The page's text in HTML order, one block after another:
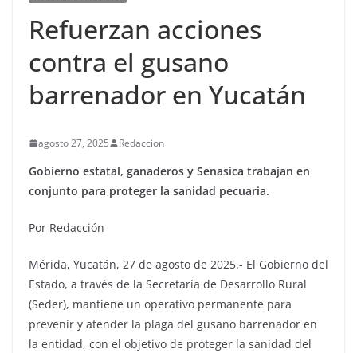
Refuerzan acciones
contra el gusano
barrenador en Yucatán
agosto 27, 2025 Redaccion
Gobierno estatal, ganaderos y Senasica trabajan en
conjunto para proteger la sanidad pecuaria.
Por Redacción
Mérida, Yucatán, 27 de agosto de 2025.- El Gobierno del
Estado, a través de la Secretaría de Desarrollo Rural
(Seder), mantiene un operativo permanente para
prevenir y atender la plaga del gusano barrenador en
la entidad, con el objetivo de proteger la sanidad del